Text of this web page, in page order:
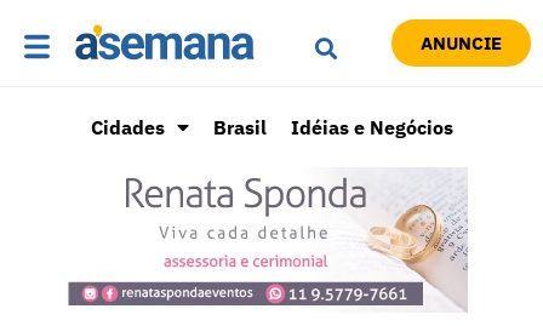
ANUNCIE
Cidades Brasil Idéias e Negócios